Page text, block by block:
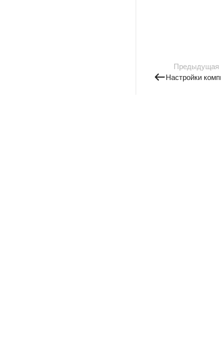
Предыдущая
Настройки